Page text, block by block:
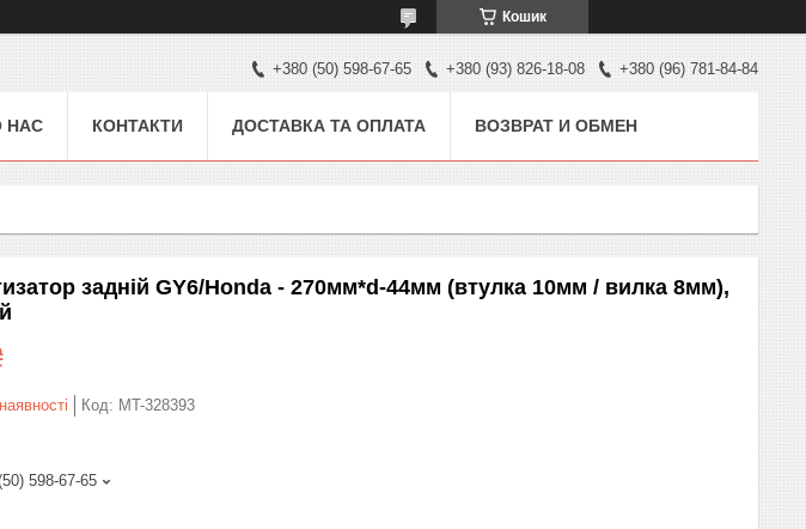
Кошик
+380 (50) 598-67-65 +380 (93) 826-18-08 +380 (96) 781-84-84
НАС КОНТАКТИ ДОСТАВКА ТА ОПЛАТА ВОЗВРАТ И ОБМЕН
задній GY6/Honda - 270мм*d-44мм (втулка 10мм / вилка 8мм),
Код: MT-328393
598-67-65